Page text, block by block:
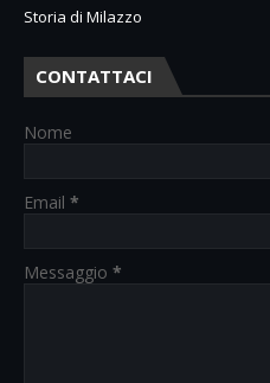
Storia di Milazzo
CONTATTACI
Nome
Email *
Messaggio *